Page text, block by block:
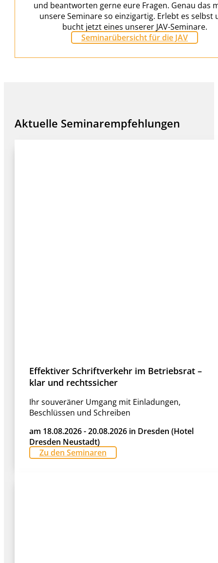
und beantworten gerne eure Fragen. Genau das
unsere Seminare so einzigartig. Erlebt es selbst
bucht jetzt eines unserer JAV-Seminare.
Seminarübersicht für die JAV
Aktuelle Seminarempfehlungen
Effektiver Schriftverkehr im Betriebsrat –
klar und rechtssicher
Ihr souveräner Umgang mit Einladungen,
Beschlüssen und Schreiben
am 18.08.2026 - 20.08.2026 in Dresden (Hotel
Dresden Neustadt)
Zu den Seminaren